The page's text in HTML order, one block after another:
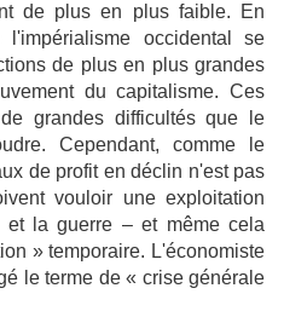
de plus en plus faible. En
occidental se
de plus en plus grandes
du capitalisme. Ces
grandes difficultés que le
Cependant, comme le
de profit en déclin n'est pas
vouloir une exploitation
la guerre – et même cela
» temporaire. L'économiste
le terme de « crise générale